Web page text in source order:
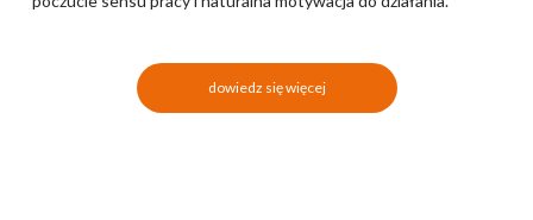
dowiedz się więcej